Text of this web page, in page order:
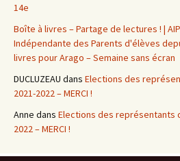
14e
Boîte à livres – Partage de lectures ! |
Indépendante des Parents d'élèves
livres pour Arago – Semaine sans écran
DUCLUZEAU dans Elections des
2021-2022 – MERCI !
Anne dans Elections des représentants
2022 – MERCI !